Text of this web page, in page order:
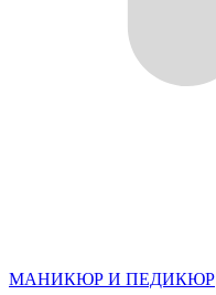
МАНИКЮР И ПЕДИКЮР